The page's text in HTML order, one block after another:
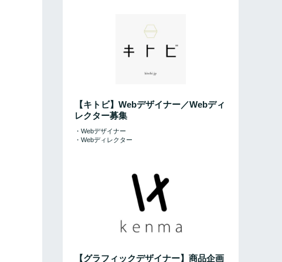
【キトビ】Webデザイナー／Webディ
レクター募集
・Webデザイナー
・Webディレクター
【グラフィックデザイナー】商品企画